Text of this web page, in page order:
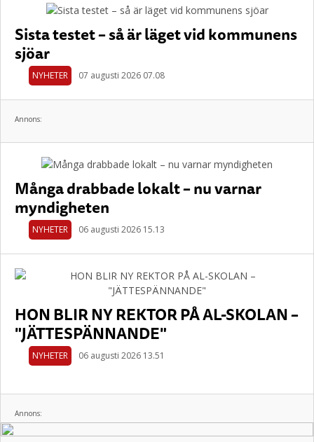
Sista testet – så är läget vid kommunens
sjöar
NYHETER 07 augusti 2026 07.08
Annons:
Många drabbade lokalt – nu varnar
myndigheten
NYHETER 06 augusti 2026 15.13
HON BLIR NY REKTOR PÅ AL-SKOLAN –
"JÄTTESPÄNNANDE"
NYHETER 06 augusti 2026 13.51
Annons: